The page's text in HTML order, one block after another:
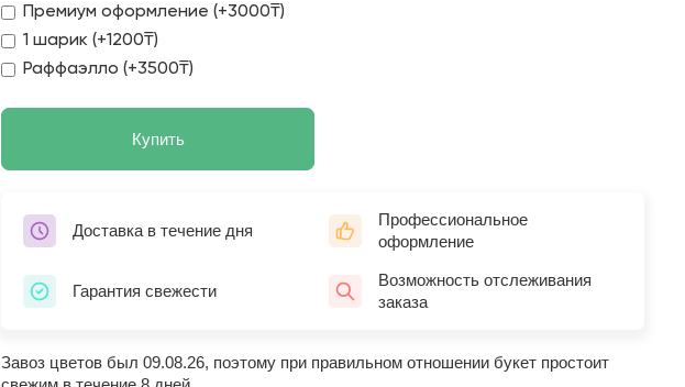
Премиум оформление (+3000₸)
1 шарик (+1200₸)
Раффаэлло (+3500₸)
Купить
Доставка в течение дня
Профессиональное
оформление
Гарантия свежести
Возможность отслеживания
заказа
Завоз цветов был 09.08.26, поэтому при правильном отношении букет простоит